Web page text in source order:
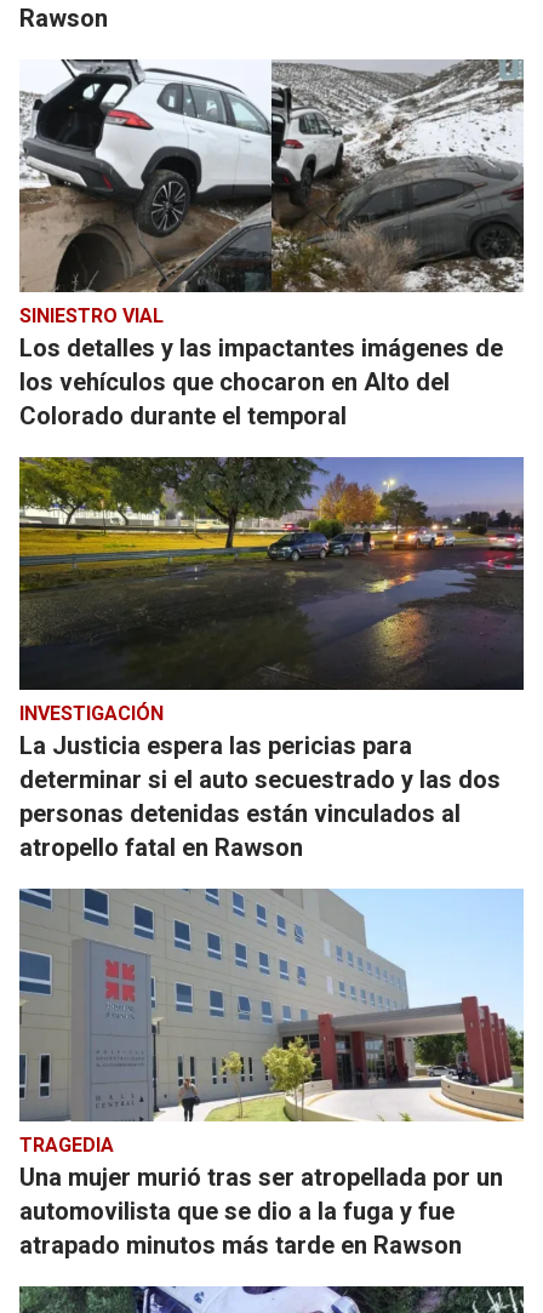
Rawson
SINIESTRO VIAL
Los detalles y las impactantes imágenes de
los vehículos que chocaron en Alto del
Colorado durante el temporal
INVESTIGACIÓN
La Justicia espera las pericias para
determinar si el auto secuestrado y las dos
personas detenidas están vinculados al
atropello fatal en Rawson
TRAGEDIA
Una mujer murió tras ser atropellada por un
automovilista que se dio a la fuga y fue
atrapado minutos más tarde en Rawson